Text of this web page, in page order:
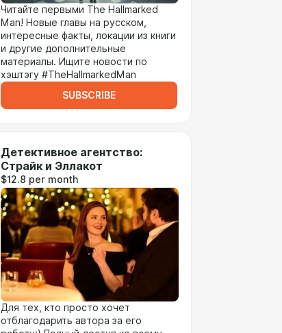
Читайте первыми The Hallmarked
Man! Новые главы на русском,
интересные факты, локации из книги
и другие дополнительные
материалы. Ищите новости по
хэштэгу #TheHallmarkedMan
SUBSCRIBE
Детективное агентство:
Страйк и Эллакот
$12.8 per month
Для тех, кто просто хочет
отблагодарить автора за его